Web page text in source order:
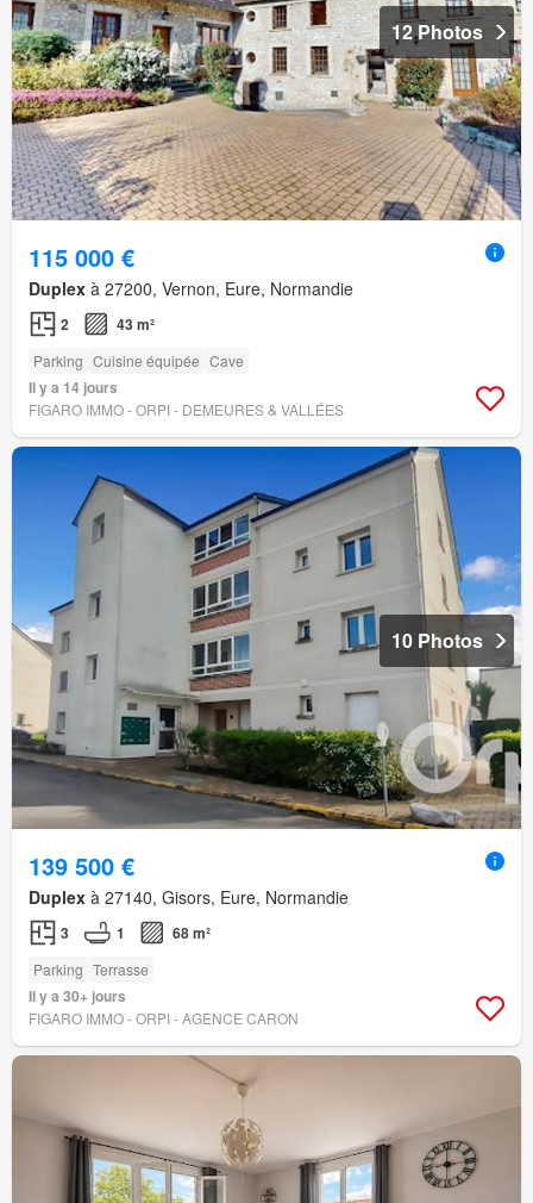
12 Photos
115 000 €
Duplex à 27200, Vernon, Eure, Normandie
2 43 m²
Parking Cuisine équipée Cave
Il y a 14 jours
FIGARO IMMO - ORPI - DEMEURES & VALLÉES
10 Photos
139 500 €
Duplex à 27140, Gisors, Eure, Normandie
3 1 68 m²
Parking Terrasse
Il y a 30+ jours
FIGARO IMMO - ORPI - AGENCE CARON